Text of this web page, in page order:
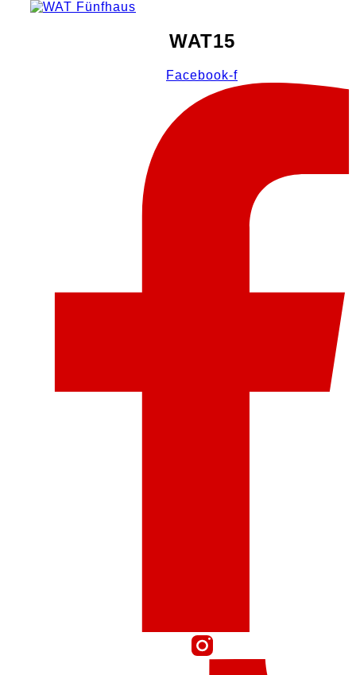
WAT15
Facebook-f